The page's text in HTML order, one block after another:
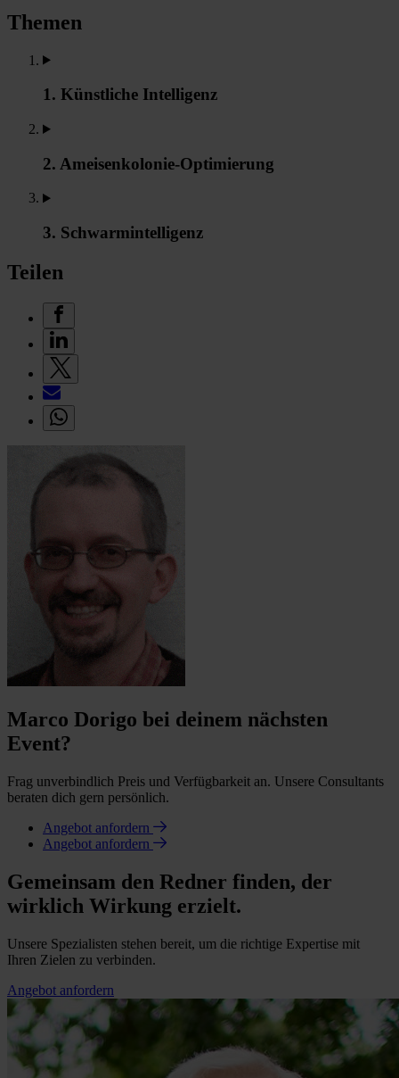
Themen
1. Künstliche Intelligenz
2. Ameisenkolonie-Optimierung
3. Schwarmintelligenz
Teilen
Marco Dorigo bei deinem nächsten
Event?
Frag unverbindlich Preis und Verfügbarkeit an. Unsere Consultants
beraten dich gern persönlich.
Angebot anfordern
Angebot anfordern
Gemeinsam den Redner finden, der
wirklich Wirkung erzielt.
Unsere Spezialisten stehen bereit, um die richtige Expertise mit
Ihren Zielen zu verbinden.
Angebot anfordern